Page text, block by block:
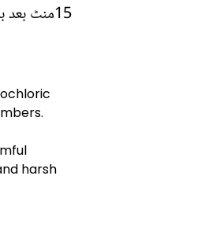
15منٹ بعد برش کی مدد سے صاف کریں اور صاف پانی سے دھو لیں ۔
harsh